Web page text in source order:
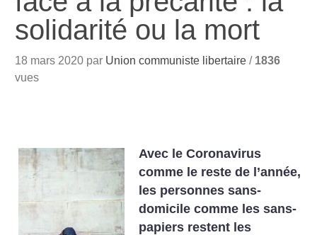
solidarité ou la mort
18 mars 2020 par Union communiste libertaire / 1836
vues
Avec le Coronavirus
comme le reste de l’année,
les personnes sans-
domicile comme les sans-
papiers restent les